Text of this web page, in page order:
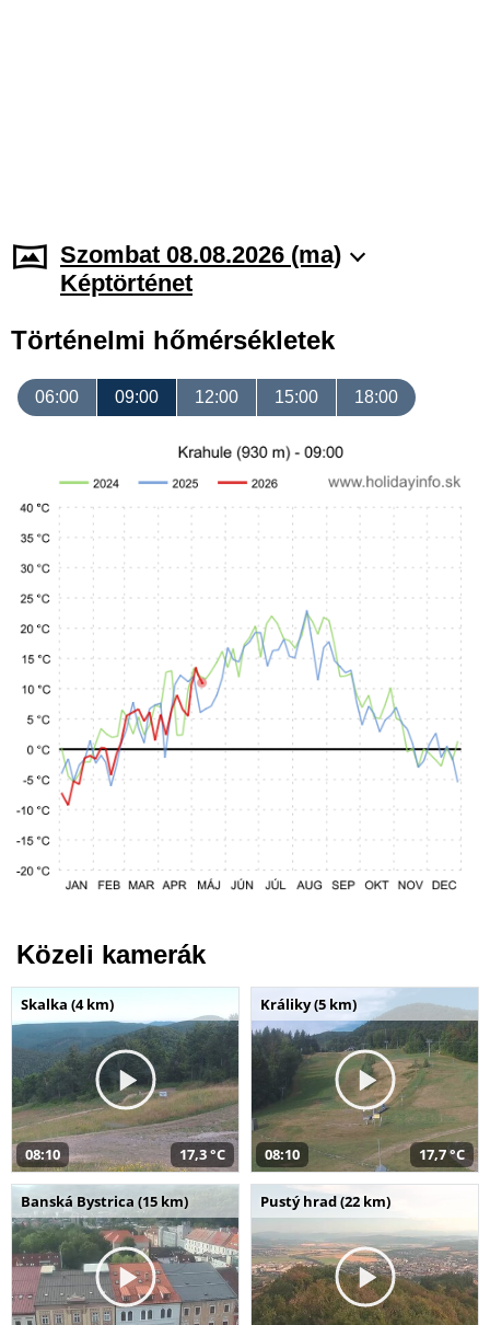
Szombat 08.08.2026 (ma)
Képtörténet
Történelmi hőmérsékletek
06:00 09:00 12:00 15:00 18:00
Közeli kamerák
Skalka (4 km)
08:10 17,3 °C
Králiky (5 km)
08:10 17,7 °C
Banská Bystrica (15 km) Pustý hrad (22 km)